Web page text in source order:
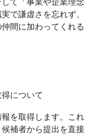
て「事業や企業理念
で謙虚さを忘れず、
間に加わってくれる
について
を取得します。これ
補者から提出を直接